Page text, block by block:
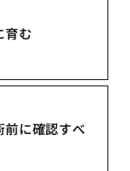
育む
前に確認すべ